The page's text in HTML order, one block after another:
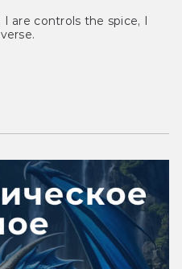
are controls the spice, I